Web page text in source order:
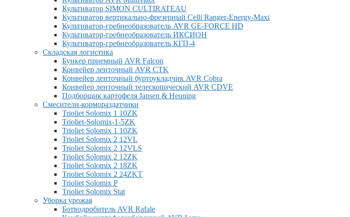
Культиватор SIMON CULTIRATEAU
Культиватор вертикально-фрезерный Celli Ranger-Energy-Maxi
Культиватор-гребнеобразователь AVR GE-FORCE HD
Культиватор-гребнеобразователь ИКСИОН
Культиватор-гребнеобразователь КГП-4
Складская логистика
Бункер приемный AVR Falcon
Конвейер ленточный AVR CTK
Конвейер ленточный буртоукладчик AVR Cobra
Конвейер ленточный телескопический AVR CDVE
Подборщик картофеля Jansen & Heuning
Смесители-кормораздатчики
Trioliet Solomix 1 10ZK
Trioliet-Solomix-1-5ZK
Trioliet Solomix 1 10ZK
Trioliet Solomix 2 12VL
Trioliet Solomix 2 12VLS
Trioliet Solomix 2 12ZK
Trioliet Solomix 2 18ZK
Trioliet Solomix 2 24ZKT
Trioliet Solomix P
Trioliet Solomix Stat
Уборка урожая
Ботводробитель AVR Rafale